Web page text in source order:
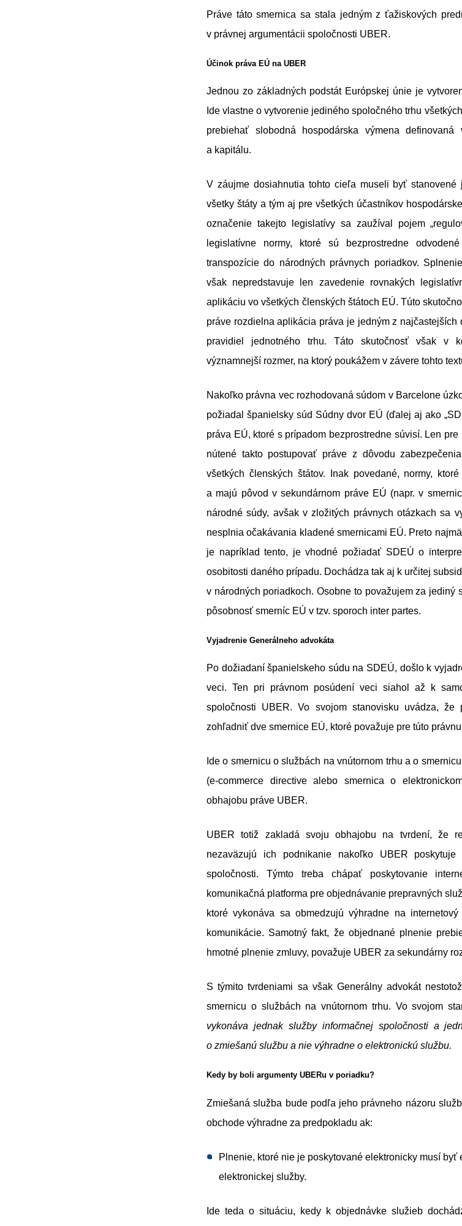
Práve táto smernica sa stala jedným z ťažiskových
v právnej argumentácii spoločnosti UBER.
Účinok práva EÚ na UBER
Jednou zo základných podstát Európskej únie je
Ide vlastne o vytvorenie jediného spoločného trhu
prebiehať slobodná hospodárska výmena
a kapitálu.
V záujme dosiahnutia tohto cieľa museli byť stanovené
všetky štáty a tým aj pre všetkých účastníkov
označenie takejto legislatívy sa zaužíval pojem
legislatívne normy, ktoré sú bezprostredne
transpozície do národných právnych poriadkov.
však nepredstavuje len zavedenie rovnakých
aplikáciu vo všetkých členských štátoch EÚ. Túto
práve rozdielna aplikácia práva je jedným z najčastejších
pravidiel jednotného trhu. Táto skutočnosť však v
významnejší rozmer, na ktorý poukážem v závere tohto
Nakoľko právna vec rozhodovaná súdom v Barcelone
požiadal španielsky súd Súdny dvor EÚ (ďalej aj ako
práva EÚ, ktoré s prípadom bezprostredne súvisí. Len
nútené takto postupovať práve z dôvodu
všetkých členských štátov. Inak povedané, normy,
a majú pôvod v sekundárnom práve EÚ (napr. v
národné súdy, avšak v zložitých právnych otázkach sa
nesplnia očakávania kladené smernicami EÚ. Preto
je napríklad tento, je vhodné požiadať SDEÚ o
osobitosti daného prípadu. Dochádza tak aj k určitej
v národných poriadkoch. Osobne to považujem za jediný
pôsobnosť smerníc EÚ v tzv. sporoch inter partes.
Vyjadrenie Generálneho advokáta
Po dožiadaní španielskeho súdu na SDEÚ, došlo k
veci. Ten pri právnom posúdení veci siahol až k
spoločnosti UBER. Vo svojom stanovisku uvádza,
zohľadniť dve smernice EÚ, ktoré považuje pre túto
Ide o smernicu o službách na vnútornom trhu a o
(e-commerce directive alebo smernica o
obhajobu práve UBER.
UBER totiž zakladá svoju obhajobu na tvrdení, že
nezaväzujú ich podnikanie nakoľko UBER poskytuje
spoločnosti. Týmto treba chápať poskytovanie
komunikačná platforma pre objednávanie prepravných
ktoré vykonáva sa obmedzujú výhradne na
komunikácie. Samotný fakt, že objednané plnenie
hmotné plnenie zmluvy, považuje UBER za sekundárny
S týmito tvrdeniami sa však Generálny advokát
smernicu o službách na vnútornom trhu. Vo svojom
vykonáva jednak služby informačnej spoločnosti a
o zmiešanú službu a nie výhradne o elektronickú službu.
Kedy by boli argumenty UBERu v poriadku?
Zmiešaná služba bude podľa jeho právneho názoru
obchode výhradne za predpokladu ak:
Plnenie, ktoré nie je poskytované elektronicky musí
elektronickej služby.
Ide teda o situáciu, kedy k objednávke služieb